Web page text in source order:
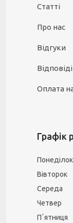
Статті
Про нас
Відгуки
Оплата
Графік
Понеділок
Вівторок
Середа
Четвер
Пʼятниця